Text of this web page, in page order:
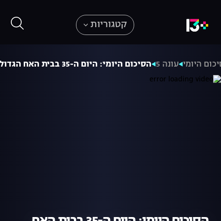
קטגוריות
היומי עונה 5 הסיכום היומי: היום ה-35 בבית האח הגדול